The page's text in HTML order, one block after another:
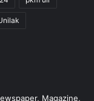
Magazine,